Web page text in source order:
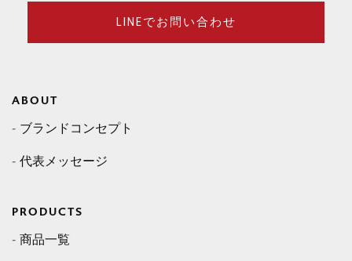
LINEでお問い合わせ
ABOUT
ブランドコンセプト
代表メッセージ
PRODUCTS
商品一覧